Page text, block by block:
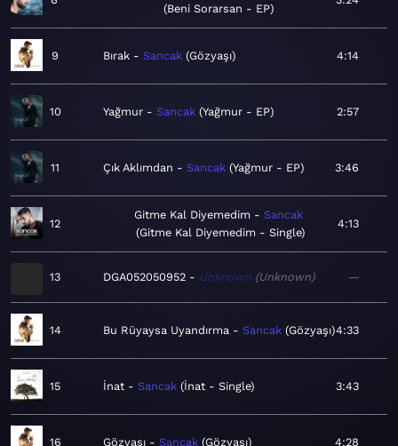
Beni Sorarsan - EP
9 Bırak Sancak Gözyaşı 4:14
10 Yağmur Sancak Yağmur - EP 2:57
11 Çık Aklımdan Sancak Yağmur - EP 3:46
12
Gitme Kal Diyemedim
Sancak
Gitme Kal Diyemedim - Single
4:13
13 DGA052050952 Unknown Unknown —
14 Bu Rüyaysa Uyandırma Sancak Gözyaşı 4:33
15 İnat Sancak İnat - Single 3:43
16 Gözyaşı Sancak Gözyaşı 4:28